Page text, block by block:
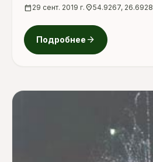
calendar_today 29 сент. 2019 г. location_on54.9267, 26.6928
Подробнее arrow_forward